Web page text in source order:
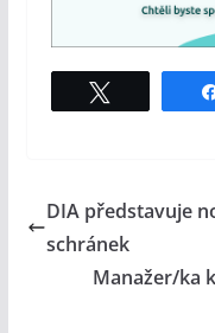
DIA představuje
schránek
Manažer/ka